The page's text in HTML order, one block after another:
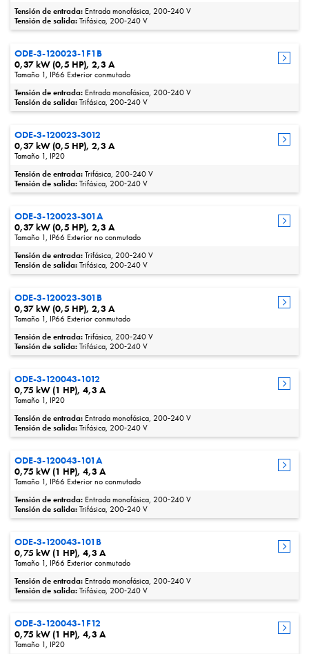
Tensión de entrada: Entrada monofásica, 200‑240 V
Tensión de salida:Trifásica, 200‑240 V
ODE-3-120023-1F1B
0,37 kW (0,5 HP), 2,3 A
Tamaño 1, IP66 Exterior conmutado
Tensión de entrada: Entrada monofásica, 200‑240 V
Tensión de salida:Trifásica, 200‑240 V
ODE-3-120023-3012
0,37 kW (0,5 HP), 2,3 A
Tamaño 1, IP20
Tensión de entrada:Trifásica, 200‑240 V
Tensión de salida:Trifásica, 200‑240 V
ODE-3-120023-301A
0,37 kW (0,5 HP), 2,3 A
Tamaño 1, IP66 Exterior no conmutado
Tensión de entrada:Trifásica, 200‑240 V
Tensión de salida:Trifásica, 200‑240 V
ODE-3-120023-301B
0,37 kW (0,5 HP), 2,3 A
Tamaño 1, IP66 Exterior conmutado
Tensión de entrada:Trifásica, 200‑240 V
Tensión de salida:Trifásica, 200‑240 V
ODE-3-120043-1012
0,75 kW (1 HP), 4,3 A
Tamaño 1, IP20
Tensión de entrada: Entrada monofásica, 200‑240 V
Tensión de salida:Trifásica, 200‑240 V
ODE-3-120043-101A
0,75 kW (1 HP), 4,3 A
Tamaño 1, IP66 Exterior no conmutado
Tensión de entrada: Entrada monofásica, 200‑240 V
Tensión de salida:Trifásica, 200‑240 V
ODE-3-120043-101B
0,75 kW (1 HP), 4,3 A
Tamaño 1, IP66 Exterior conmutado
Tensión de entrada: Entrada monofásica, 200‑240 V
Tensión de salida:Trifásica, 200‑240 V
ODE-3-120043-1F12
0,75 kW (1 HP), 4,3 A
Tamaño 1, IP20